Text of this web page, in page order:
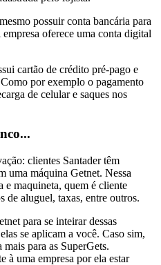
possuir conta bancária para
oferece uma conta digital
cartão de crédito pré-pago e
por exemplo o pagamento
de celular e saques nos
clientes Santader têm
uma máquina Getnet. Nessa
e maquineta, quem é cliente
de aluguel, taxas, entre outros.
para se inteirar dessas
se aplicam a você. Caso sim,
para as SuperGets.
à uma empresa por ela estar